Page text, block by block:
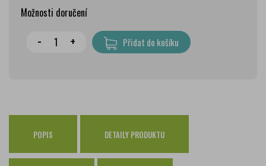
Možnosti doručení
Wolt doprava
zdarma
79 Kč
Osobní odběr Pražákova
zdarma
Osobní odběr Kounicova
Česká pošta
zdarma
- + Přidat do košíku
POPIS DETAILY PRODUKTU